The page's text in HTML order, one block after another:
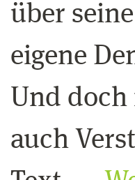
über
eigene
Und
auch